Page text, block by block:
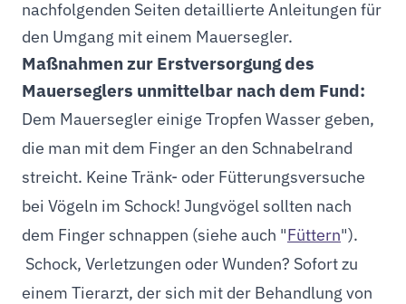
nachfolgenden Seiten detaillierte Anleitungen für
den Umgang mit einem Mauersegler.
Maßnahmen zur Erstversorgung des
Mauerseglers unmittelbar nach dem Fund:
Dem Mauersegler einige Tropfen Wasser geben,
die man mit dem Finger an den Schnabelrand
streicht. Keine Tränk- oder Fütterungsversuche
bei Vögeln im Schock! Jungvögel sollten nach
dem Finger schnappen (siehe auch "Füttern").
Schock, Verletzungen oder Wunden? Sofort zu
einem Tierarzt, der sich mit der Behandlung von